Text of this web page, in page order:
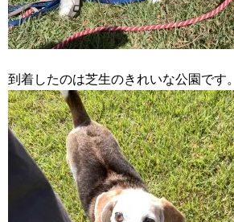
到着したのは芝生のきれいな公園です。